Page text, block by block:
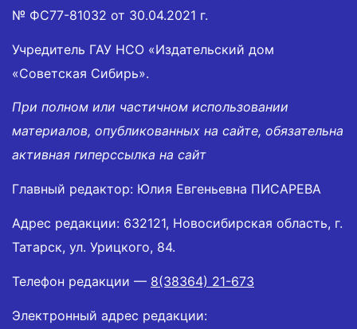
№ ФС77-81032 от 30.04.2021 г.
Учредитель ГАУ НСО «Издательский дом
«Советская Сибирь».
При полном или частичном использовании
материалов, опубликованных на сайте, обязательна
активная гиперссылка на сайт
Главный редактор: Юлия Евгеньевна ПИСАРЕВА
Адрес редакции: 632121, Новосибирская область, г.
Татарск, ул. Урицкого, 84.
Телефон редакции — 8(38364) 21-673
Электронный адрес редакции: